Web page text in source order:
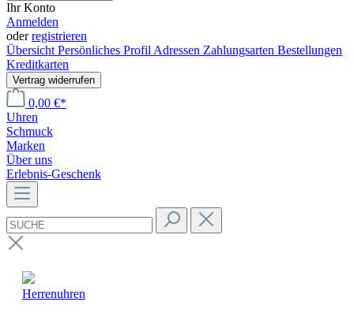
Ihr Konto
Anmelden
oderregistrieren
Übersicht Persönliches Profil Adressen Zahlungsarten Bestellungen
Kreditkarten
Vertrag widerrufen
0,00 €*
Uhren
Schmuck
Marken
Über uns
Erlebnis-Geschenk
Herrenuhren